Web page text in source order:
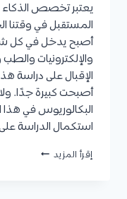
يعتبر تخصص
المستقبل في وقتنا
أصبح يدخل في كل شئ
والإلكترونيات
الإقبال على
أصبحت كبيرة جدًا.
البكالوريوس في
استكمال الدراسة
إقرأ المزيد ماجستير